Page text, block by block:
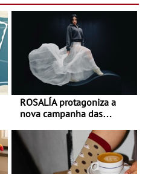
ROSALÍA protagoniza a
nova campanha das
Balance